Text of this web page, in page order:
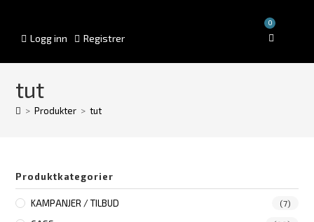
Logg inn Registrer
0
tut
> Produkter > tut
Produktkategorier
KAMPANJER / TILBUD (7)